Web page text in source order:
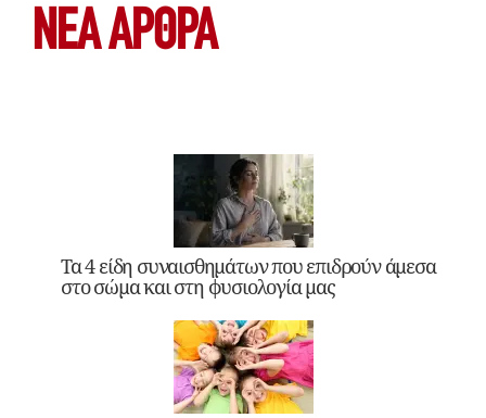
ΝΕΑ ΆΡΘΡΑ
Τα 4 είδη συναισθημάτων που επιδρούν άμεσα
στο σώμα και στη φυσιολογία μας